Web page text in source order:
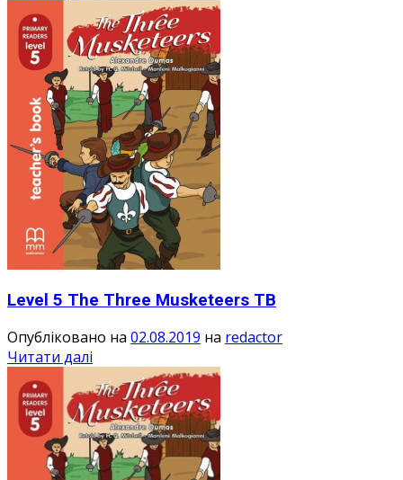
Level 5 The Three Musketeers TB
Опубліковано на 02.08.2019 на redactor
Читати далі